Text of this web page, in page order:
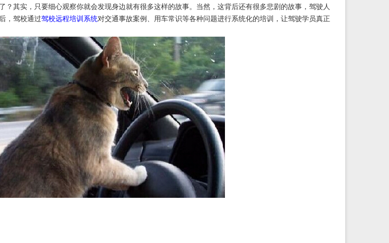
其实，只要细心观察你就会发现身边就有很多这样的故事。当然，这背后还有很多悲剧的故事，驾驶人
，驾校通过驾校远程培训系统对交通事故案例、用车常识等各种问题进行系统化的培训，让驾驶学员真正